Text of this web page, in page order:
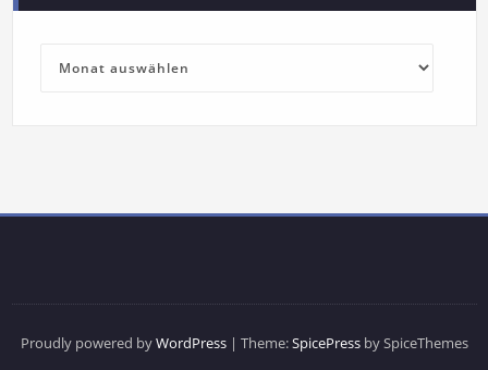
Proudly powered byWordPress| Theme:SpicePressby SpiceThemes